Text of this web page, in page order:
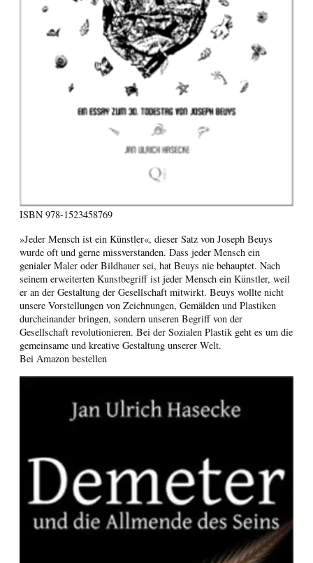
ISBN 978-1523458769
»Jeder Mensch ist ein Künstler«, dieser Satz von Joseph Beuys
wurde oft und gerne missverstanden. Dass jeder Mensch ein
genialer Maler oder Bildhauer sei, hat Beuys nie behauptet. Nach
seinem erweiterten Kunstbegriff ist jeder Mensch ein Künstler, weil
er an der Gestaltung der Gesellschaft mitwirkt. Beuys wollte nicht
unsere Vorstellungen von Zeichnungen, Gemälden und Plastiken
durcheinander bringen, sondern unseren Begriff von der
Gesellschaft revolutionieren. Bei der Sozialen Plastik geht es um die
gemeinsame und kreative Gestaltung unserer Welt.
Bei Amazon bestellen